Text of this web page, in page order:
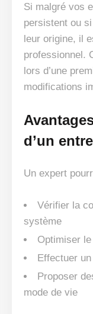
Si malgré vos
persistent ou
leur origine, il
professionnel.
lors d’une
modifications
d’un
Un expert
Vérifier la
système
Optimiser
Effectuer
Proposer
mode de vie